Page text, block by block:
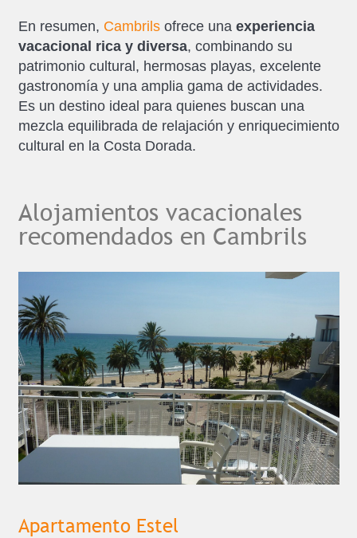
En resumen, Cambrilsofrece unaexperiencia
vacacional rica y diversa, combinando su
patrimonio cultural, hermosas playas, excelente
gastronomía y una amplia gama de actividades.
Es un destino ideal para quienes buscan una
mezcla equilibrada de relajación y enriquecimiento
cultural en la Costa Dorada.
Alojamientos vacacionales
recomendados en Cambrils
Apartamento Estel